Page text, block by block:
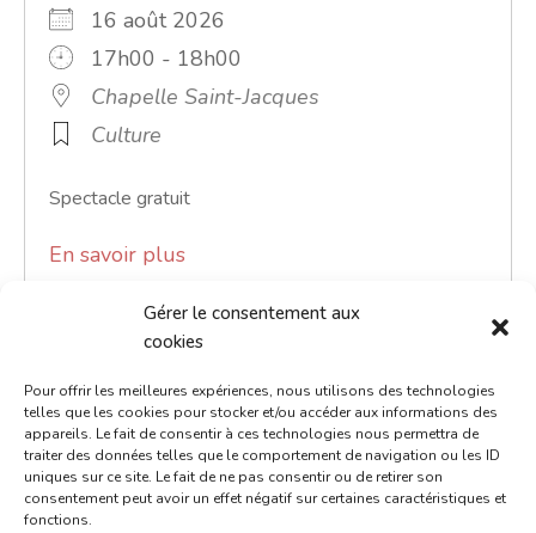
Gérer le consentement aux
cookies
Pour offrir les meilleures expériences, nous utilisons des technologies
telles que les cookies pour stocker et/ou accéder aux informations des
appareils. Le fait de consentir à ces technologies nous permettra de
traiter des données telles que le comportement de navigation ou les ID
uniques sur ce site. Le fait de ne pas consentir ou de retirer son
consentement peut avoir un effet négatif sur certaines caractéristiques et
fonctions.
16 août 2026
17h00 - 18h00
Chapelle Saint-Jacques
Culture
Spectacle gratuit
En savoir plus